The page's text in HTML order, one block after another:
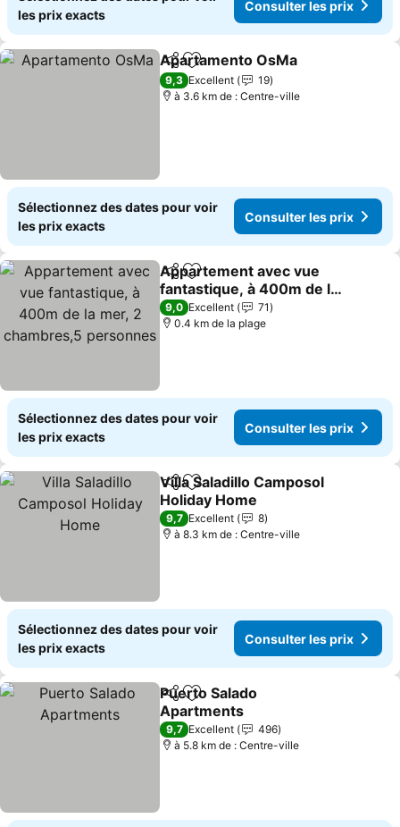
les prix exacts
Consulter les prix
PartagerAjouter à mes favoris
Apartamento OsMa
9,3 Excellent
19
à 3.6 km de : Centre-ville
Sélectionnez des dates pour voir
les prix exacts
Consulter les prix
PartagerAjouter à mes favoris
Appartement avec vue
fantastique, à 400m de la
mer, 2 chambres,5
personnes
Consulter les prix
9,0 Excellent
71
0.4 km de la plage
Sélectionnez des dates pour voir
les prix exacts
Consulter les prix
PartagerAjouter à mes favoris
Villa Saladillo Camposol
Holiday Home
Consulter les prix
9,7 Excellent
8
à 8.3 km de : Centre-ville
Sélectionnez des dates pour voir
les prix exacts
Consulter les prix
PartagerAjouter à mes favoris
Puerto Salado
Apartments
Consulter les prix
9,7 Excellent
496
à 5.8 km de : Centre-ville